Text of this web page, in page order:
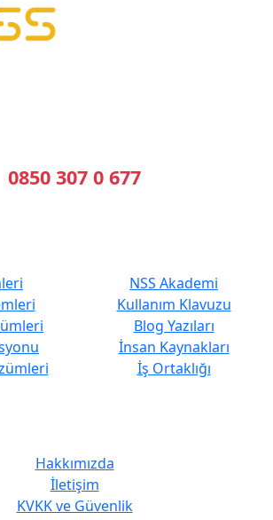
0850 307 0 677
NSS Akademi
Kullanım Klavuzu
Blog Yazıları
İnsan Kaynakları
İş Ortaklığı
Hakkımızda
İletişim
KVKK ve Güvenlik